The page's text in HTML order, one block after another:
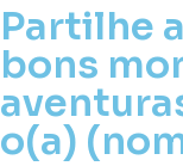
Partilhe
bons
o(a)